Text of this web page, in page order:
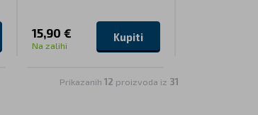
15,90 €
Na zalihi
Kupiti
Prikazanih12 proizvoda iz 31